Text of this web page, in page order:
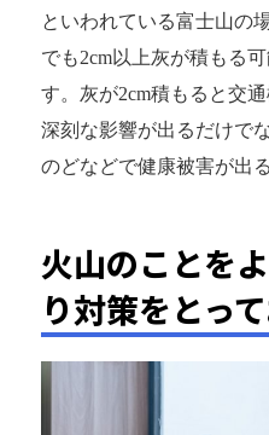
といわれている富士山の
でも2cm以上灰が積もる
す。灰が2cm積もると交
深刻な影響が出るだけで
のどなどで健康被害が出
火山のことを
り対策をとっ